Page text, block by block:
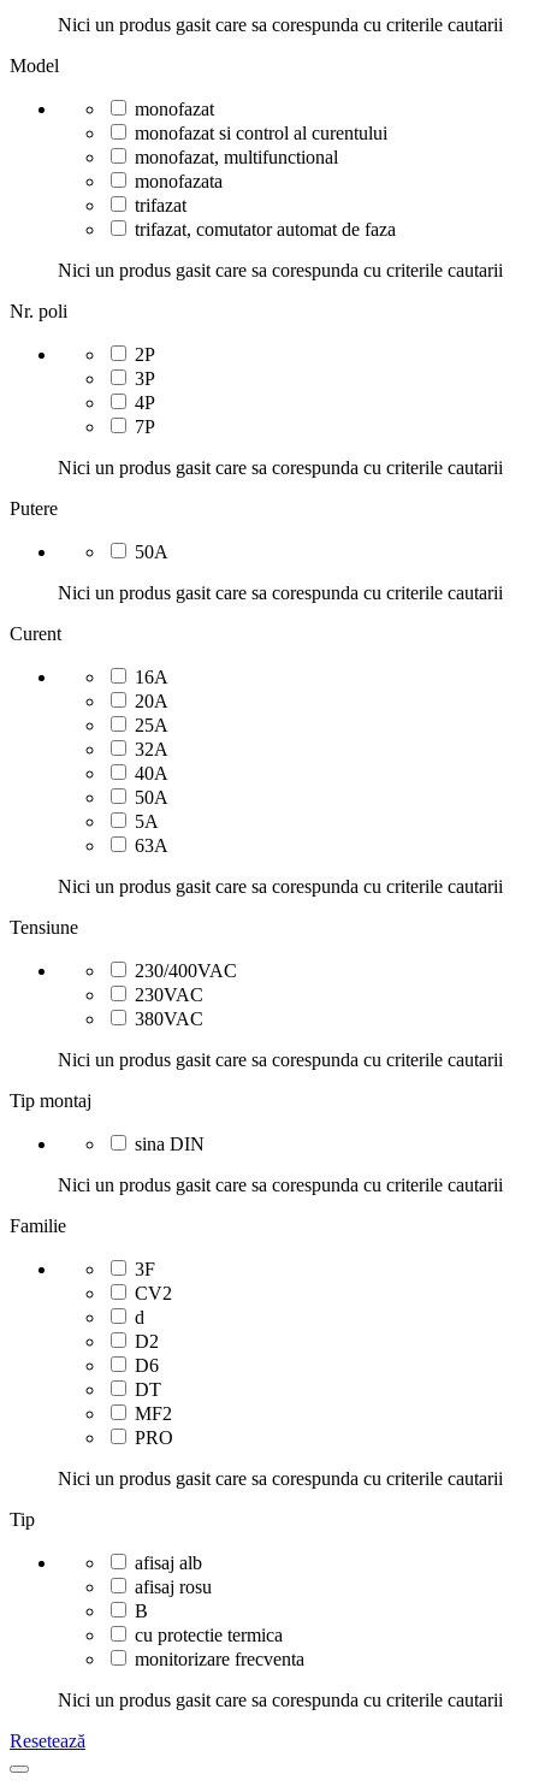
Nici un produs gasit care sa corespunda cu criterile cautarii
Model
monofazat
monofazat si control al curentului
monofazat, multifunctional
monofazata
trifazat
trifazat, comutator automat de faza
Nici un produs gasit care sa corespunda cu criterile cautarii
Nr. poli
2P
3P
4P
7P
Nici un produs gasit care sa corespunda cu criterile cautarii
Putere
50A
Nici un produs gasit care sa corespunda cu criterile cautarii
Curent
16A
20A
25A
32A
40A
50A
5A
63A
Nici un produs gasit care sa corespunda cu criterile cautarii
Tensiune
230/400VAC
230VAC
380VAC
Nici un produs gasit care sa corespunda cu criterile cautarii
Tip montaj
sina DIN
Nici un produs gasit care sa corespunda cu criterile cautarii
Familie
3F
CV2
d
D2
D6
DT
MF2
PRO
Nici un produs gasit care sa corespunda cu criterile cautarii
Tip
afisaj alb
afisaj rosu
B
cu protectie termica
monitorizare frecventa
Nici un produs gasit care sa corespunda cu criterile cautarii
Resetează